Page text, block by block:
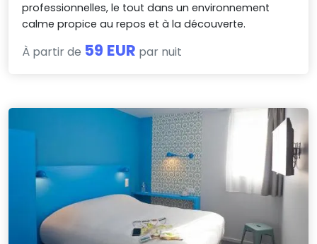
professionnelles, le tout dans un environnement
calme propice au repos et à la découverte.
À partir de 59 EUR par nuit